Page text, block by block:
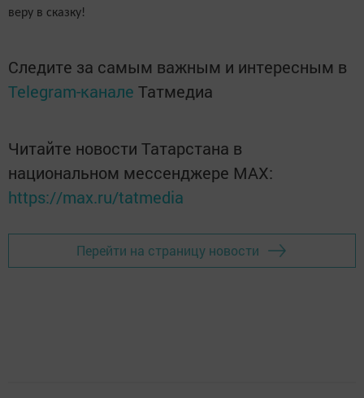
веру в сказку!
Следите за самым важным и интересным в
Telegram-канале Татмедиа
Читайте новости Татарстана в
национальном мессенджере MАХ:
https://max.ru/tatmedia
Перейти на страницу новости